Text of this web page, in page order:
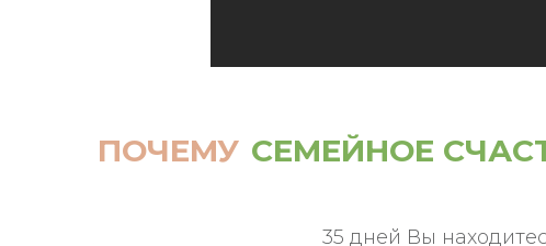
СЕМЕЙНОЕ
ПОЧЕМУ
35 дней Вы